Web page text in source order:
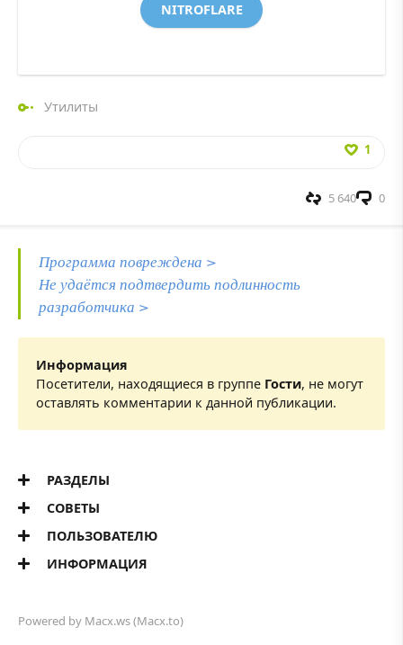
NITROFLARE
Утилиты
1
0
5 640
Программа повреждена >
Не удаётся подтвердить подлинность
разработчика >
Информация
Посетители, находящиеся в группе Гости, не могут
оставлять комментарии к данной публикации.
РАЗДЕЛЫ
СОВЕТЫ
ПОЛЬЗОВАТЕЛЮ
ИНФОРМАЦИЯ
Powered by Macx.ws(Macx.to)